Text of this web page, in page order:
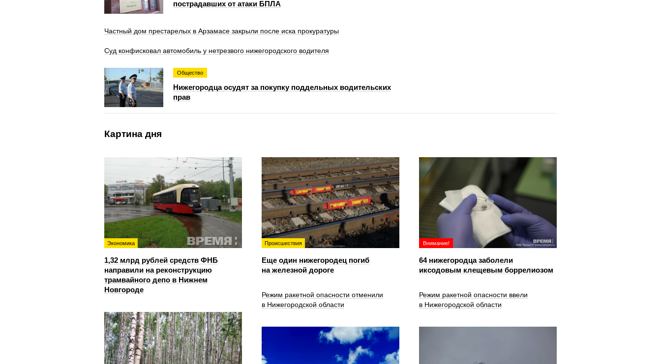
пострадавших от атаки БПЛА
Частный дом престарелых в Арзамасе закрыли после иска прокуратуры
Суд конфисковал автомобиль у нетрезвого нижегородского водителя
Общество
Нижегородца осудят за покупку поддельных водительских
прав
Картина дня
Экономика
1,32 млрд рублей средств ФНБ
направили на реконструкцию
трамвайного депо в Нижнем
Новгороде
Происшествия
Еще один нижегородец погиб
на железной дороге
Внимание!
64 нижегородца заболели
иксодовым клещевым боррелиозом
Режим ракетной опасности отменили
в Нижегородской области
Режим ракетной опасности ввели
в Нижегородской области